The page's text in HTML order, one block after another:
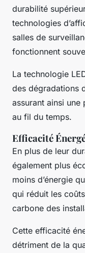
durabilité
technologies
salles de
fonctionnent
La technologie
des dégradations
assurant ainsi
au fil du temps.
Efficacité
En plus de leur
également plus
moins d’énergie
qui réduit les
carbone des
Cette efficacité
détriment de la